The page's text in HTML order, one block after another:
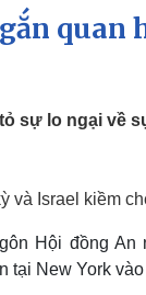
Giáo dục
Dấu ấn VOV
Quân sự - Quốc
Phân tích
Đời sống
quan
sự lo ngại về
và Israel kiềm
Hội đồng An
tại New York